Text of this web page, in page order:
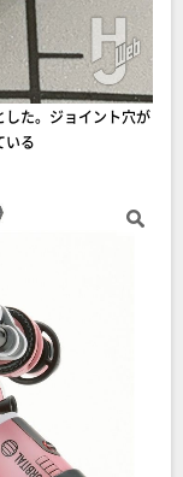
た。ジョイント穴が
いる